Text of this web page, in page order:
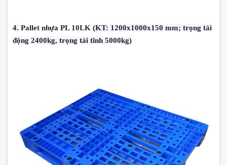
4. Pallet nhựa PL 10LK (KT: 1200x1000x150 mm; trọng tải
động 2400kg, trọng tải tĩnh 5000kg)